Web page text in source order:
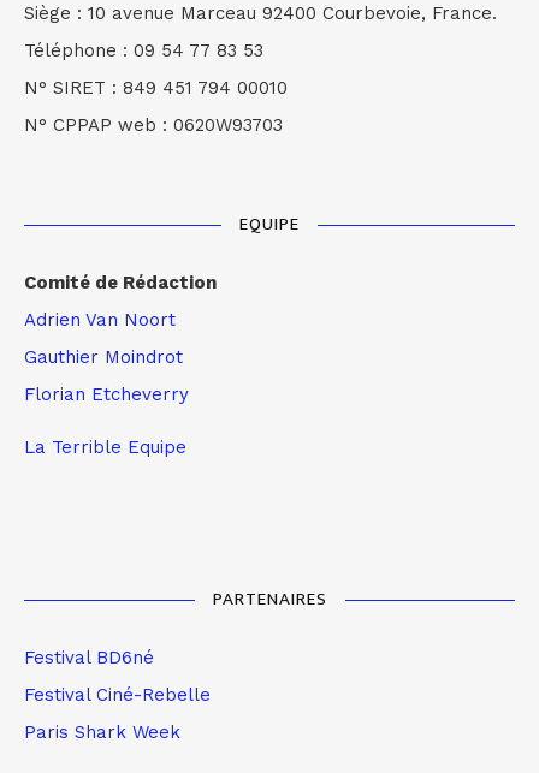
Siège : 10 avenue Marceau 92400 Courbevoie, France.
Téléphone : 09 54 77 83 53
N° SIRET : 849 451 794 00010
N° CPPAP web : 0620W93703
EQUIPE
Comité de Rédaction
Adrien Van Noort
Gauthier Moindrot
Florian Etcheverry
La Terrible Equipe
PARTENAIRES
Festival BD6né
Festival Ciné-Rebelle
Paris Shark Week